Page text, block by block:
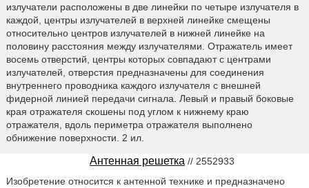
излучатели расположены в две линейки по четыре излучателя в
каждой, центры излучателей в верхней линейке смещены
относительно центров излучателей в нижней линейке на
половину расстояния между излучателями. Отражатель имеет
восемь отверстий, центры которых совпадают с центрами
излучателей, отверстия предназначены для соединения
внутреннего проводника каждого излучателя с внешней
фидерной линией передачи сигнала. Левый и правый боковые
края отражателя скошены под углом к нижнему краю
отражателя, вдоль периметра отражателя выполнено
обнижение поверхности. 2 ил.
Антенная решетка // 2552933
Изобретение относится к антенной технике и предназначено